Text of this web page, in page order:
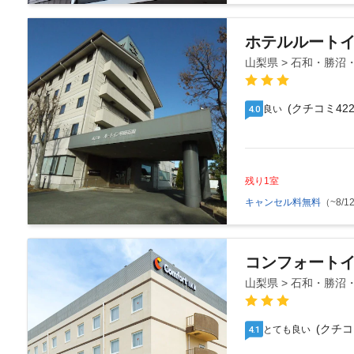
ホテルルート
山梨県 > 石和・勝沼
4.0 良い (クチコミ
残り1室
キャンセル料無料 （~8/
コンフォート
山梨県 > 石和・勝沼
4.1 とても良い (クチ